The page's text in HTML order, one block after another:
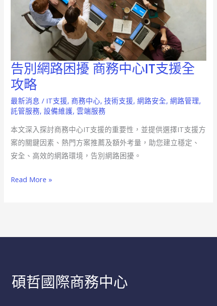
告別網路困擾 商務中心IT支援全
攻略
最新消息 / IT支援, 商務中心,技術支援,網路安全,網路管理,
託管服務,設備維護,雲端服務
本文深入探討商務中心IT支援的重要性，並提供選擇IT支援方
案的關鍵因素、熱門方案推薦及額外考量，助您建立穩定、
安全、高效的網路環境，告別網路困擾。
告
別
網
路
擾
商
務
心
全
Read More »
碩哲國際商務中心